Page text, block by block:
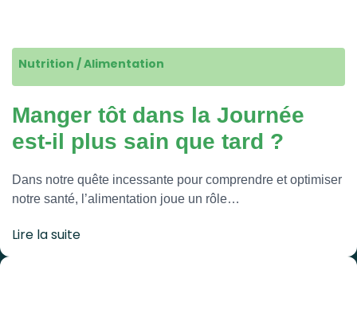
Nutrition / Alimentation
Manger tôt dans la Journée
est-il plus sain que tard ?
Dans notre quête incessante pour comprendre et optimiser
notre santé, l’alimentation joue un rôle…
Lire la suite